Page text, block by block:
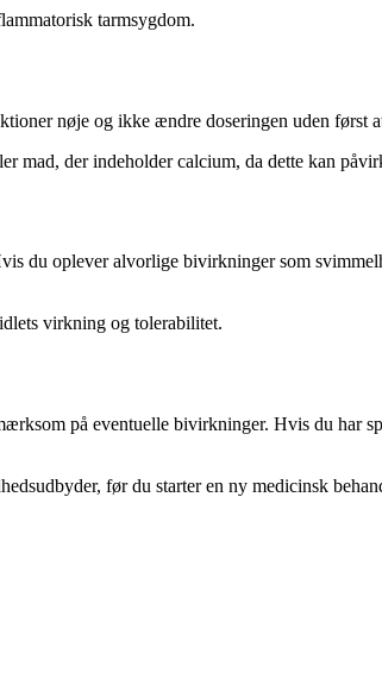
tarmsygdom.
nøje og ikke ændre doseringen uden først
mad, der indeholder calcium, da dette kan
du oplever alvorlige bivirkninger som
virkning og tolerabilitet.
på eventuelle bivirkninger. Hvis du har
før du starter en ny medicinsk